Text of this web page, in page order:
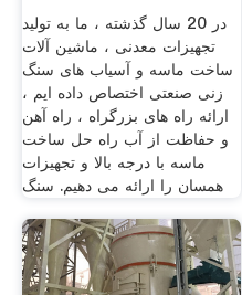
در 20 سال گذشته ، ما به تولید
تجهیزات معدنی ، ماشین آلات
ساخت ماسه و آسیاب های سنگ
زنی صنعتی اختصاص داده ایم ،
ارائه راه های بزرگراه ، راه آهن
و حفاظت از آب راه حل ساخت
ماسه با درجه بالا و تجهیزات
همسان را ارائه می دهیم. سنگ